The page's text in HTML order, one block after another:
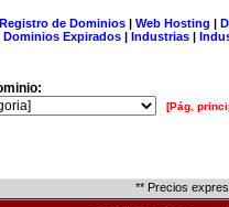
Registro de Dominios| Web Hosting |
Dominios Expirados | Industrias |
[Pág.
** Precios